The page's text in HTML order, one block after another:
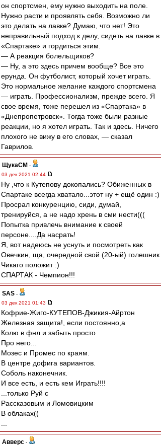
он спортсмен, ему нужно выходить на поле.
Нужно расти и проявлять себя. Возможно ли
это делать на лавке? Думаю, что нет! Это
неправильный подход к делу, сидеть на лавке в
«Спартаке» и гордиться этим.
— А реакция болельщиков?
— Ну, а это здесь причем вообще? Все это
ерунда. Он футболист, который хочет играть.
Это нормальное желание каждого спортсмена
— играть. Профессионализм, прежде всего. Я
свое время, тоже перешел из «Спартака» в
«Днепропетровск». Тогда тоже были разные
реакции, но я хотел играть. Так и здесь. Ничего
плохого не вижу в его словах, — сказал
Гаврилов.
ЩукаСМ -
03 дек 2021 02:44
Ну ,что к Кутепову докопались? Обиженных в
Спартаке всегда хватало...этот ну + ещё один :)
Просрал конкуренцию, сиди, думай,
тренируйся, а не надо хрень в сми нести(((
Попытка привлечь внимание к своей
персоне....Да насрать!
Я, вот надеюсь не уснуть и посмотреть как
Овечкин, ща, очередной свой (20-ый) голешник
Чикаго положит :)
СПАРТАК - Чемпион!!!
SAS -
03 дек 2021 01:43
Кофрие-Жиго-КУТЕПОВ-Джикия-Айртон
Железная защита!, если постоянно,а
Колю в фнл и забыть просто
Про него...
Мозес и Промес по краям.
В центре дофига вариантов.
Соболь наконечник.
И все есть, и есть кем Играть!!!!
...только Руй с
Рассказовым и Ломовицким
В облаках((
Авверс -